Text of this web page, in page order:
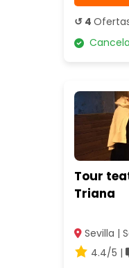
↺ 4
Tour
Triana
Sevilla |
4.4/5 |